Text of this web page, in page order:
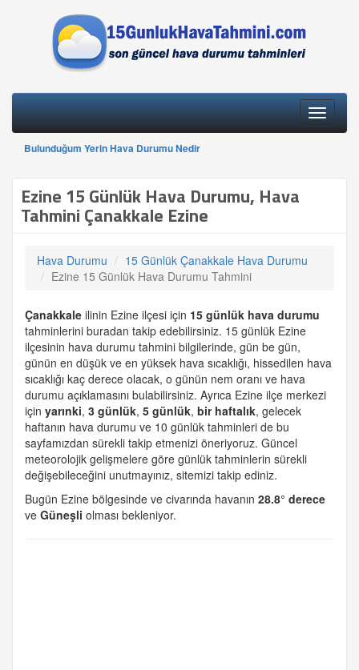
Toggle
Bulunduğum Yerin Hava Durumu Nedir
Ezine 15 Günlük Hava Durumu, Hava
Tahmini Çanakkale Ezine
Hava Durumu
15 Günlük Çanakkale Hava Durumu
Ezine 15 Günlük Hava Durumu Tahmini
Çanakkale ilinin Ezine ilçesi için 15 günlük hava durumu
tahminlerini buradan takip edebilirsiniz. 15 günlük Ezine
ilçesinin hava durumu tahmini bilgilerinde, gün be gün,
günün en düşük ve en yüksek hava sıcaklığı, hissedilen hava
sıcaklığı kaç derece olacak, o günün nem oranı ve hava
durumu açıklamasını bulabilirsiniz. Ayrıca Ezine ilçe merkezi
için yarınki, 3 günlük, 5 günlük, bir haftalık, gelecek
haftanın hava durumu ve 10 günlük tahminleri de bu
sayfamızdan sürekli takip etmenizi öneriyoruz. Güncel
meteorolojik gelişmelere göre günlük tahminlerin sürekli
değişebileceğini unutmayınız, sitemizi takip ediniz.
Bugün Ezine bölgesinde ve civarında havanın 28.8° derece
ve Güneşli olması bekleniyor.